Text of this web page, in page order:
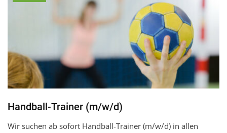
Handball-Trainer (m/w/d)
Wir suchen ab sofort Handball-Trainer (m/w/d) in allen